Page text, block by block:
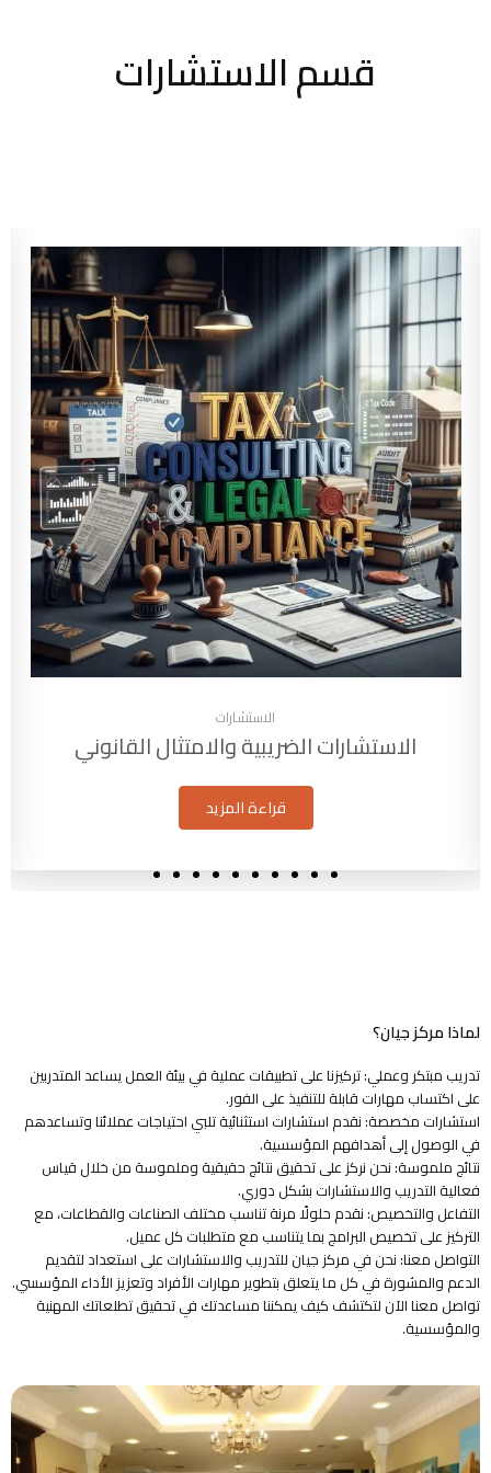
قسم الاستشارات
الاستشارات
الاستشارات الضريبية والامتثال القانوني
قراءة المزيد
لماذا مركز جيان؟
تدريب مبتكر وعملي: تركيزنا على تطبيقات عملية في بيئة العمل يساعد المتدربين
على اكتساب مهارات قابلة للتنفيذ على الفور.
استشارات مخصصة: نقدم استشارات استثنائية تلبي احتياجات عملائنا وتساعدهم
في الوصول إلى أهدافهم المؤسسية.
نتائج ملموسة: نحن نركز على تحقيق نتائج حقيقية وملموسة من خلال قياس
فعالية التدريب والاستشارات بشكل دوري.
التفاعل والتخصيص: نقدم حلولًا مرنة تناسب مختلف الصناعات والقطاعات، مع
التركيز على تخصيص البرامج بما يتناسب مع متطلبات كل عميل.
التواصل معنا: نحن في مركز جيان للتدريب والاستشارات على استعداد لتقديم
الدعم والمشورة في كل ما يتعلق بتطوير مهارات الأفراد وتعزيز الأداء المؤسسي.
تواصل معنا الآن لتكتشف كيف يمكننا مساعدتك في تحقيق تطلعاتك المهنية
والمؤسسية.